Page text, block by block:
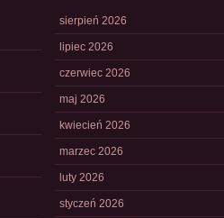
sierpień 2026
lipiec 2026
czerwiec 2026
maj 2026
kwiecień 2026
marzec 2026
luty 2026
styczeń 2026